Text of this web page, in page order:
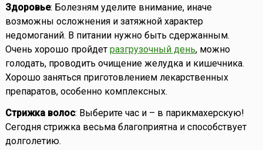
Здоровье: Болезням уделите внимание, иначе
возможны осложнения и затяжной характер
недомоганий. В питании нужно быть сдержанным.
Очень хорошо пройдет разгрузочный день, можно
голодать, проводить очищение желудка и кишечника.
Хорошо заняться приготовлением лекарственных
препаратов, особенно комплексных.
Стрижка волос: Выберите час и – в парикмахерскую!
Сегодня стрижка весьма благоприятна и способствует
долголетию.